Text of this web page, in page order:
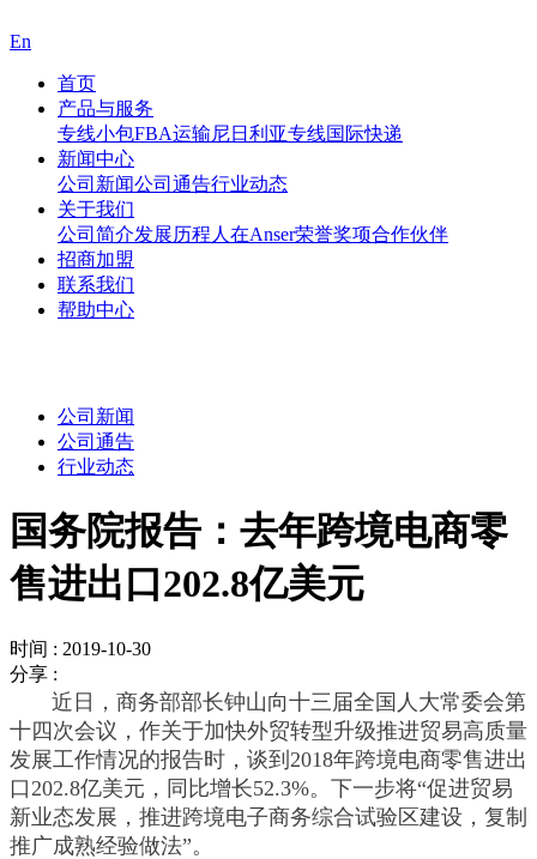
En
首页
产品与服务
专线小包FBA运输尼日利亚专线国际快递
新闻中心
公司新闻公司通告行业动态
关于我们
公司简介发展历程 人在Anser荣誉奖项合作伙伴
招商加盟
联系我们
帮助中心
公司新闻
公司通告
行业动态
国务院报告：去年跨境电商零
售进出口202.8亿美元
时间 : 2019-10-30
分享 :
近日，商务部部长钟山向十三届全国人大常委会第
十四次会议，作关于加快外贸转型升级推进贸易高质量
发展工作情况的报告时，谈到2018年跨境电商零售进出
口202.8亿美元，同比增长52.3%。下一步将“促进贸易
新业态发展，推进跨境电子商务综合试验区建设，复制
推广成熟经验做法”。